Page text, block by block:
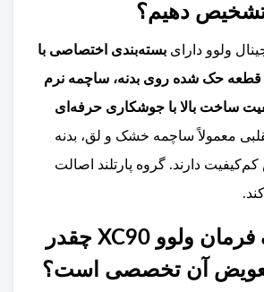
تشخیص دهیم؟
ولوو دارای بسته‌بندی اختصاصی با
قطعه حک شده روی بدنه، ساچمه نرم
ساخت بالا با جوشکاری حرفه‌ای
معمولاً ساچمه خشک و لق، بدنه
دارند. گروه پارتلند اصالت
قیمت سیبک فرمان ولوو XC90 چقدر
تعویض آن تخصصی است؟